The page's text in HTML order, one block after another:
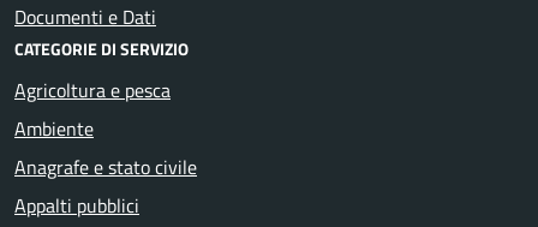
Documenti e Dati
CATEGORIE DI SERVIZIO
Agricoltura e pesca
Ambiente
Anagrafe e stato civile
Appalti pubblici